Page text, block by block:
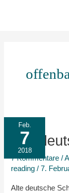
Feb.
7
2018
Alte
7 Kommentare /
reading /7.
Alte deutsche
Alte
deutsche
Schreibschriften